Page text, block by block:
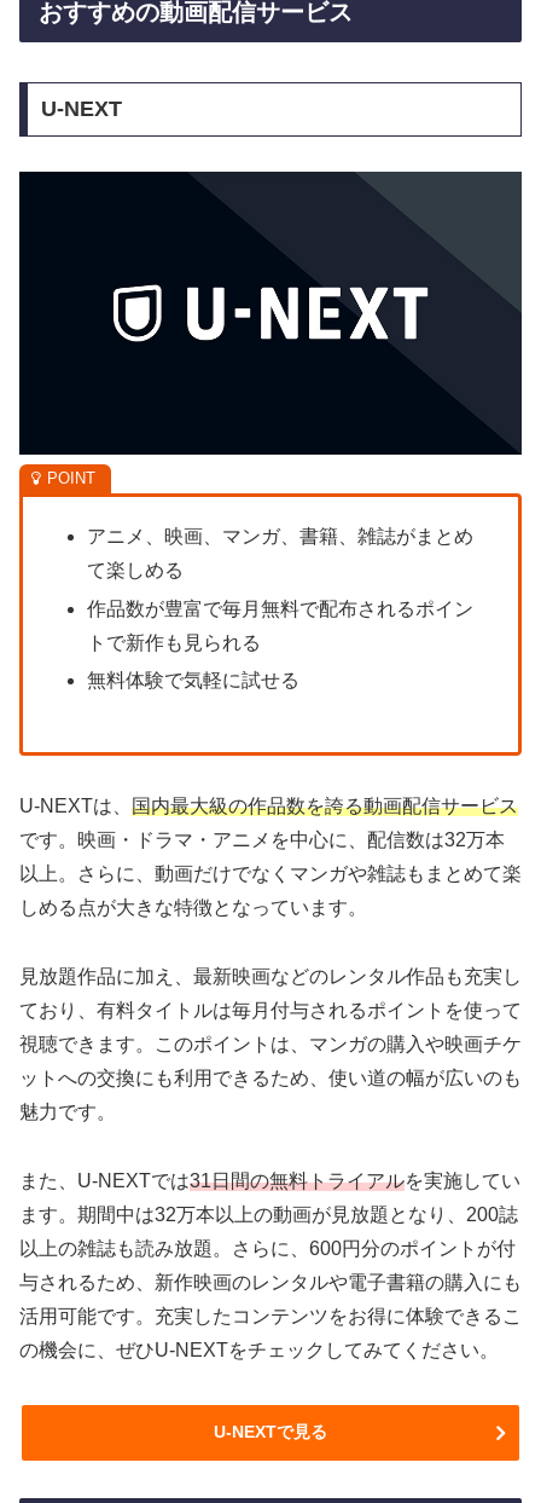
おすすめの動画配信サービス
U-NEXT
アニメ、映画、マンガ、書籍、雑誌がまとめ
て楽しめる
作品数が豊富で毎月無料で配布されるポイン
トで新作も見られる
無料体験で気軽に試せる
U-NEXTは、 国内最大級の作品数を誇る動画配信サービス
です。映画・ドラマ・アニメを中心に、配信数は32万本
以上。さらに、動画だけでなくマンガや雑誌もまとめて楽
しめる点が大きな特徴となっています。
見放題作品に加え、最新映画などのレンタル作品も充実し
ており、有料タイトルは毎月付与されるポイントを使って
視聴できます。このポイントは、マンガの購入や映画チケ
ットへの交換にも利用できるため、使い道の幅が広いのも
魅力です。
また、U-NEXTでは31日間の無料トライアルを実施してい
ます。期間中は32万本以上の動画が見放題となり、200誌
以上の雑誌も読み放題。さらに、600円分のポイントが付
与されるため、新作映画のレンタルや電子書籍の購入にも
活用可能です。充実したコンテンツをお得に体験できるこ
の機会に、ぜひU-NEXTをチェックしてみてください。
U-NEXTで見る